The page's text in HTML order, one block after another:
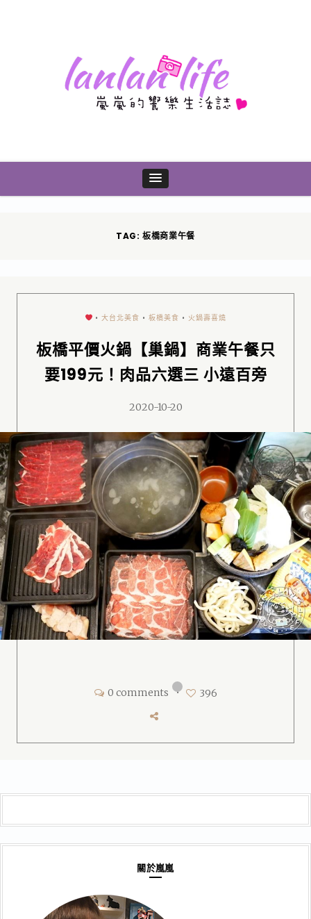
TAG: 板橋商業午餐
•大台北美食 •板橋美食 • 火鍋壽喜燒
板橋平價火鍋【巢鍋】商業午餐只
要199元！肉品六選三 小遠百旁
2020-10-20
0 comments • 396
關於嵐嵐